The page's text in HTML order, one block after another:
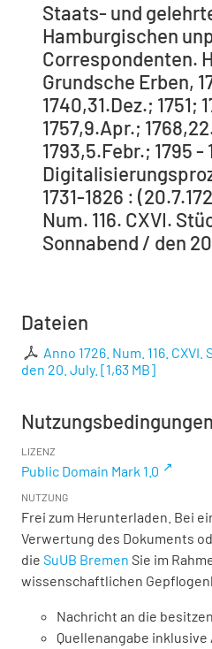
Staats- und
Hamburgischen
Correspondenten.
Grundsche Erben,
1740,31.Dez.; 1751;
1757,9.Apr.;
1793,5.Febr.; 1795 -
1731-1826 :
Num. 116. CXVI.
Sonnabend / den
Dateien
Anno 1726. Num. 116.
den 20. July. [1,63 MB]
Nutzungsbedingungen
LIZENZ
Public Domain Mark 1.0
NUTZUNG
Frei zum Herunterladen. Bei
Verwertung des Dokuments
die SuUB Bremen Sie im
wissenschaftlichen
Nachricht an die
Quellenangabe